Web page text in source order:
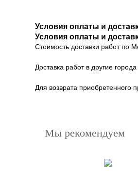
Условия оплаты и
Условия оплаты и
Стоимость доставки работ по
Доставка работ в другие
Для возврата приобретенного
Мы рекомендуем